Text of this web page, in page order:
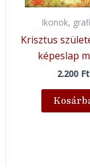
Ikonok,
Krisztus
képeslap
2.200 Ft